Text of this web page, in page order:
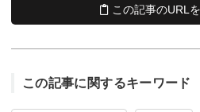
この記事のURL
この記事に関するキーワード